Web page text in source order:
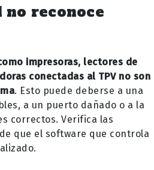
reconoce
impresoras, lectores de
conectadas al TPV no son
. Esto puede deberse a una
a un puerto dañado o a la
correctos. Verifica las
que el software que controla